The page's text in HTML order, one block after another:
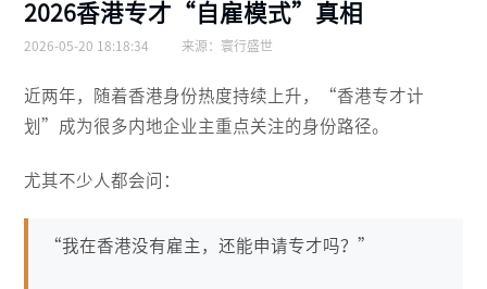
2026香港专才“自雇模式”真相
2026-05-20 18:18:34 来源： 寰行盛世
近两年，随着香港身份热度持续上升，“香港专才计
划”成为很多内地企业主重点关注的身份路径。
尤其不少人都会问：
“我在香港没有雇主，还能申请专才吗？”